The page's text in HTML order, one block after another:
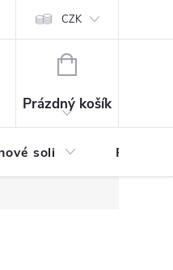
zboží a reklamace
CZK
NÁKUPNÍ
Prázdný košík
soli